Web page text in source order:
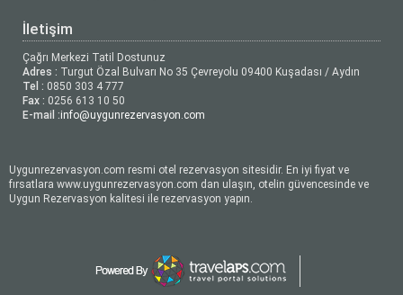
İletişim
Çağrı Merkezi Tatil Dostunuz
Adres : Turgut Özal Bulvarı No 35 Çevreyolu 09400 Kuşadası / Aydın
Tel : 0850 303 4 777
Fax : 0256 613 10 50
E-mail :info@uygunrezervasyon.com
Uygunrezervasyon.com resmi otel rezervasyon sitesidir. En iyi fiyat ve
fırsatlara www.uygunrezervasyon.com dan ulaşın, otelin güvencesinde ve
Uygun Rezervasyon kalitesi ile rezervasyon yapın.